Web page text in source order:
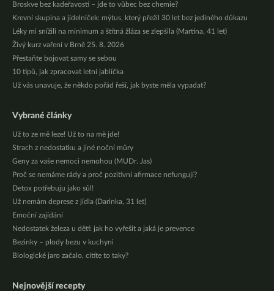
Broskve bez kadeřavosti – jde to vůbec bez chemie?
Krevní skupina a jídelníček: mýtus, který přežil 30 let bez jediného důkazu
Léky mi snížili na minimum a štítná žláza se zlepšila (Martina, 41 let)
Živý kurz vaření v Brně 25. 8. 2026
Přestaňte bojovat samy se sebou
10 tipů, jak zpracovat letní jablíčka
Už vás unavuje, že někdo pořád řeší, jak byste měla vypadat?
Vybrané články
Už to ze mě leze! Už to na mě jde!
Strach z nedostatku a jiné noční můry
Geny za vaše nemoci nemohou (MUDr. Jas)
Proč se nemáme rády a proč pozitivní afirmace nefungují?
Detox potřebuju jako sůl!
Už nemám deprese z jídla (Darinka, 31 let)
Emoční zajídání
Nedostatek železa u dětí: jak ho vyřešit a jaká je prevence
Bezinky – plody bezu v kuchyni
Biologické jaro začalo, cítíte to taky?
Nejnovější recepty